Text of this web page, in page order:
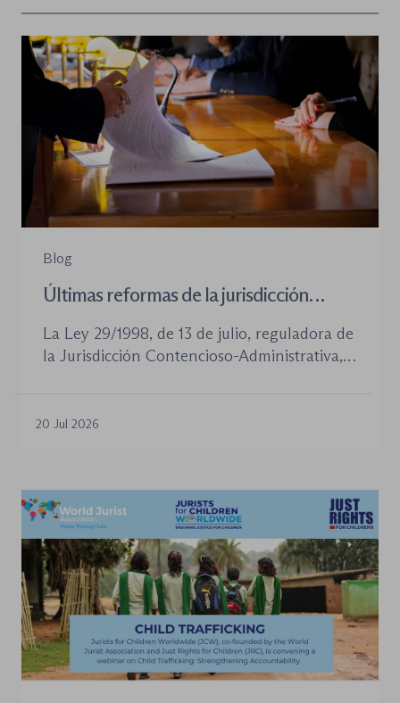
Blog
Últimas reformas de la jurisdicción
La Ley 29/1998, de 13 de julio, reguladora de
la Jurisdicción Contencioso-Administrativa,
aprobadas en los últimos años no han
tramitación de los procedimientos como en
la organización de los órganos […]
20 Jul 2026